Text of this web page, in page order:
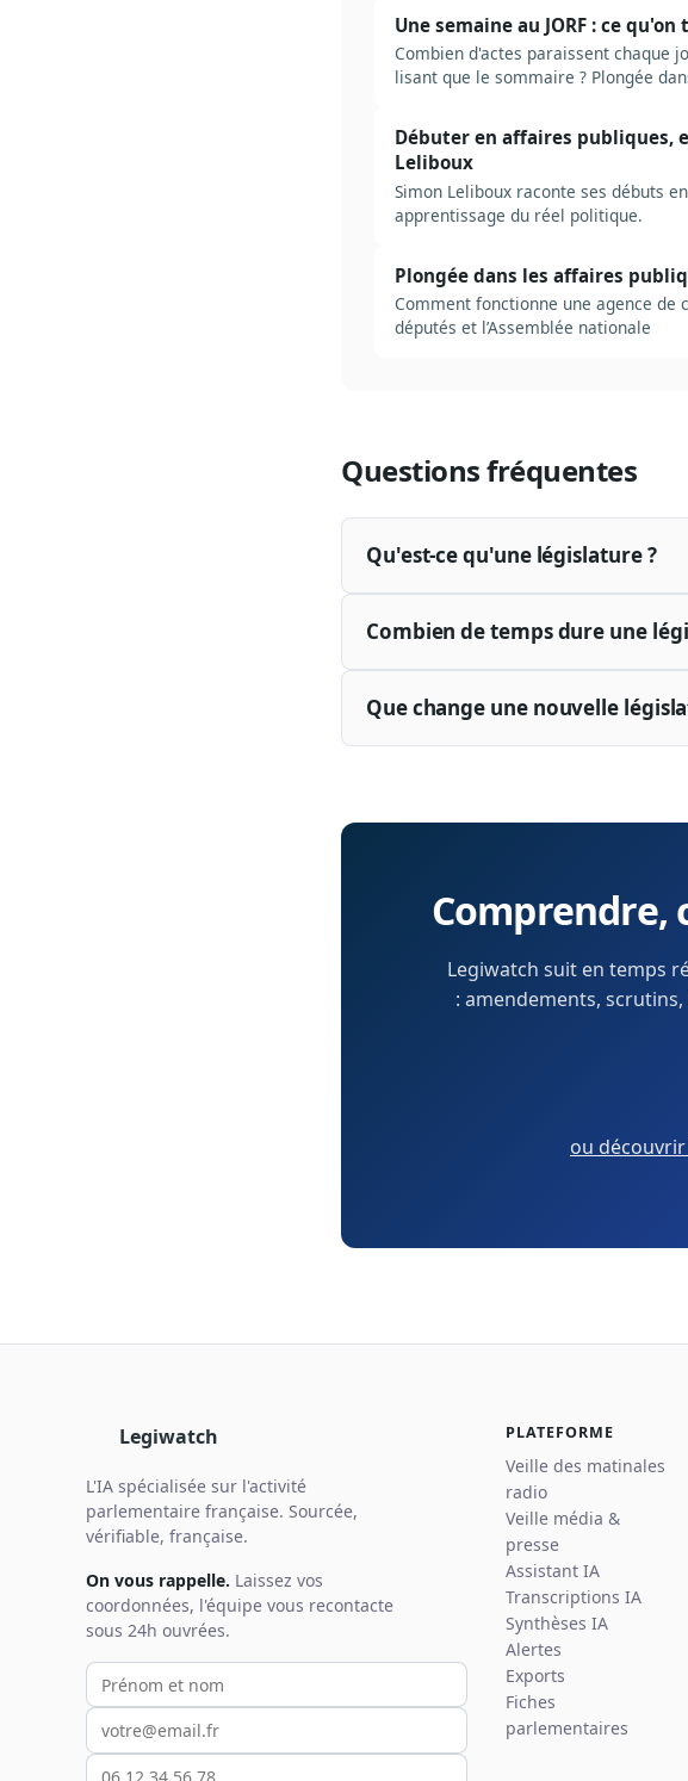
Une semaine au JORF : ce
Combien d'actes paraissent chaque
lisant que le sommaire ? Plongée
Débuter en affaires publiques,
Leliboux
Simon Leliboux raconte ses débuts
apprentissage du réel politique.
Plongée dans les affaires
Comment fonctionne une agence de
députés et l’Assemblée nationale
Questions fréquentes
Qu'est-ce qu'une législature ?
Combien de temps dure une
Que change une nouvelle
Comprendre,
Legiwatch suit en temps
: amendements,
ou
Legiwatch
L'IA spécialisée sur l'activité
parlementaire française. Sourcée,
vérifiable, française.
On vous rappelle. Laissez vos
coordonnées, l'équipe vous recontacte
sous 24h ouvrées.
Votre prénom et nom
Votre email
Votre téléphone
PLATEFORME
Veille des matinales
radio
Veille média &
presse
Assistant IA
Transcriptions IA
Synthèses IA
Alertes
Exports
Fiches
parlementaires